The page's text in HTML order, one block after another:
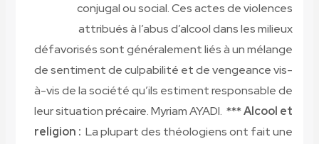
conjugal ou social. Ces actes de violences
attribués à l’abus d’alcool dans les milieux
défavorisés sont généralement liés à un mélange
de sentiment de culpabilité et de vengeance vis-
à-vis de la société qu’ils estiment responsable de
leur situation précaire.Myriam AYADI. ***Alcool et
religion : La plupart des théologiens ont fait une